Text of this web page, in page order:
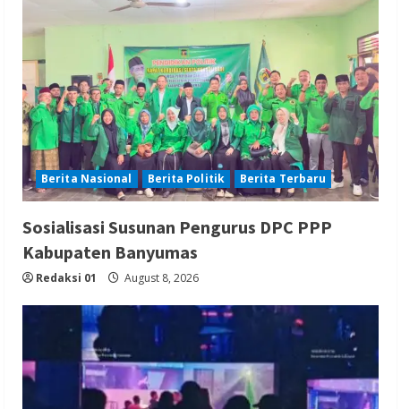
Berita Nasional Berita Politik Berita Terbaru
Sosialisasi Susunan Pengurus DPC PPP
Kabupaten Banyumas
Redaksi 01 August 8, 2026